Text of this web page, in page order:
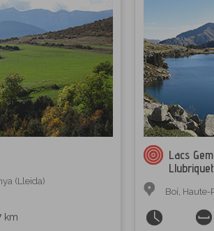
(Lleida)
km
Lacs
Boí, Haute-